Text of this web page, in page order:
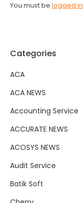
You must be logged in
Categories
ACA
ACA NEWS
Accounting Service
ACCURATE NEWS
ACOSYS NEWS
Audit Service
Batik Soft